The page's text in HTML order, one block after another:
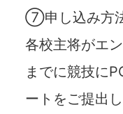
⑦申し込み方
各校主将がエ
までに競技に
ートをご提出